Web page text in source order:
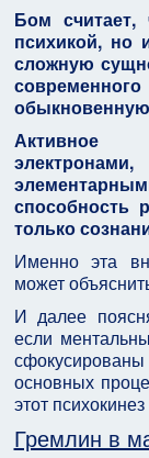
Бом считает,
психикой, но
сложную
Активное
способность
только
Именно эта
может
И далее
если
основных
этот
Гремлин в